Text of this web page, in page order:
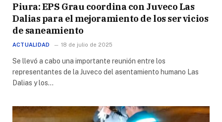
Piura: EPS Grau coordina con Juveco Las
Dalias para el mejoramiento de los servicios
de saneamiento
ACTUALIDAD 18 de julio de 2025
Se llevó a cabo una importante reunión entre los
representantes de la Juveco del asentamiento humano Las
Dalias y los…